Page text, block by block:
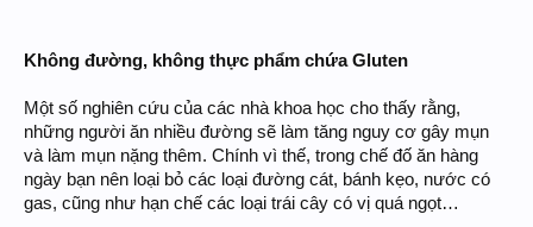
Không đường, không thực phẩm chứa Gluten
Một số nghiên cứu của các nhà khoa học cho thấy rằng,
những người ăn nhiều đường sẽ làm tăng nguy cơ gây mụn
và làm mụn nặng thêm. Chính vì thế, trong chế đố ăn hàng
ngày bạn nên loại bỏ các loại đường cát, bánh kẹo, nước có
gas, cũng như hạn chế các loại trái cây có vị quá ngọt…